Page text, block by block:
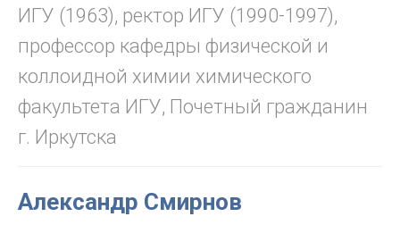
ИГУ (1963), ректор ИГУ (1990-1997),
профессор кафедры физической и
коллоидной химии химического
факультета ИГУ, Почетный гражданин
г. Иркутска
Александр Смирнов